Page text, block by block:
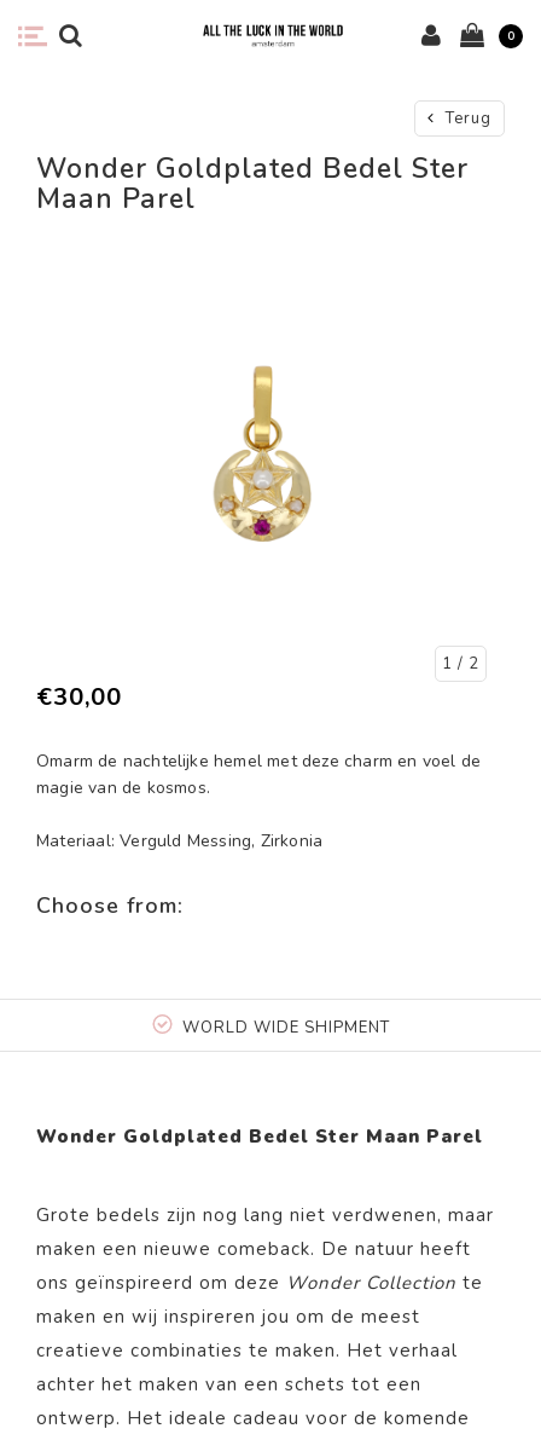
0
Terug
Wonder Goldplated Bedel Ster
Maan Parel
1 / 2
€30,00
Omarm de nachtelijke hemel met deze charm en voel de
magie van de kosmos.
Materiaal: Verguld Messing, Zirkonia
Choose from:
WORLD WIDE SHIPMENT
Wonder Goldplated Bedel Ster Maan Parel
Grote bedels zijn nog lang niet verdwenen, maar
maken een nieuwe comeback. De natuur heeft
ons geïnspireerd om deze Wonder Collection te
maken en wij inspireren jou om de meest
creatieve combinaties te maken. Het verhaal
achter het maken van een schets tot een
ontwerp. Het ideale cadeau voor de komende